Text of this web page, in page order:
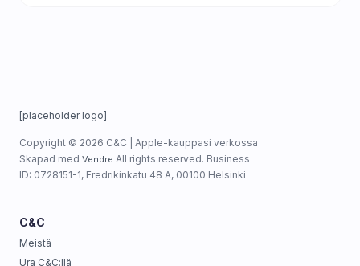
[placeholder logo]
Copyright © 2026 C&C | Apple-kauppasi verkossa
Skapad med Vendre All rights reserved. Business
ID: 0728151-1, Fredrikinkatu 48 A, 00100 Helsinki
C&C
Meistä
Ura C&C:llä